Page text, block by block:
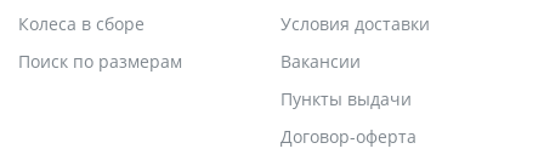
Колеса в сборе
Поиск по размерам
Условия доставки
Вакансии
Пункты выдачи
Договор-оферта